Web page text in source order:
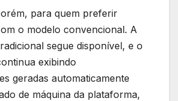
para quem preferir
o modelo convencional. A
segue disponível, e o
exibindo
geradas automaticamente
de máquina da plataforma,